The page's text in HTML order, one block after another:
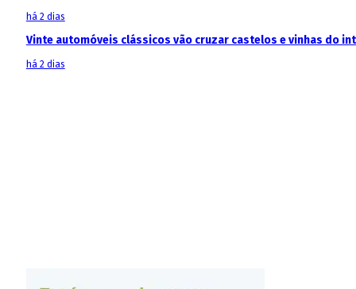
há 2 dias
Vinte automóveis clássicos vão cruzar castelos e vinhas do
há 2 dias